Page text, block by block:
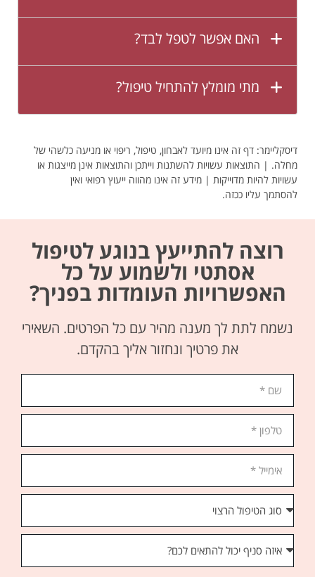
האם אפשר לטפל לבד?
מתי מומלץ להתחיל טיפול?
דיסקליימר: דף זה אינו מיועד לאבחון, טיפול, ריפוי או מניעה כלשהי של
מחלה. | התוצאות עשויות להשתנות וייתכן והתוצאות אינן מייצגות או
עשויות להיות מדוייקות | מידע זה אינו מהווה ייעוץ רפואי ואין
להסתמך עליו ככזה.
רוצה להתייעץ בנוגע לטיפול
אסתטי ולשמוע על כל
האפשרויות העומדות בפניך?
נשמח לתת לך מענה מהיר עם כל הפרטים. השאירי
את פרטיך ונחזור אליך בהקדם.